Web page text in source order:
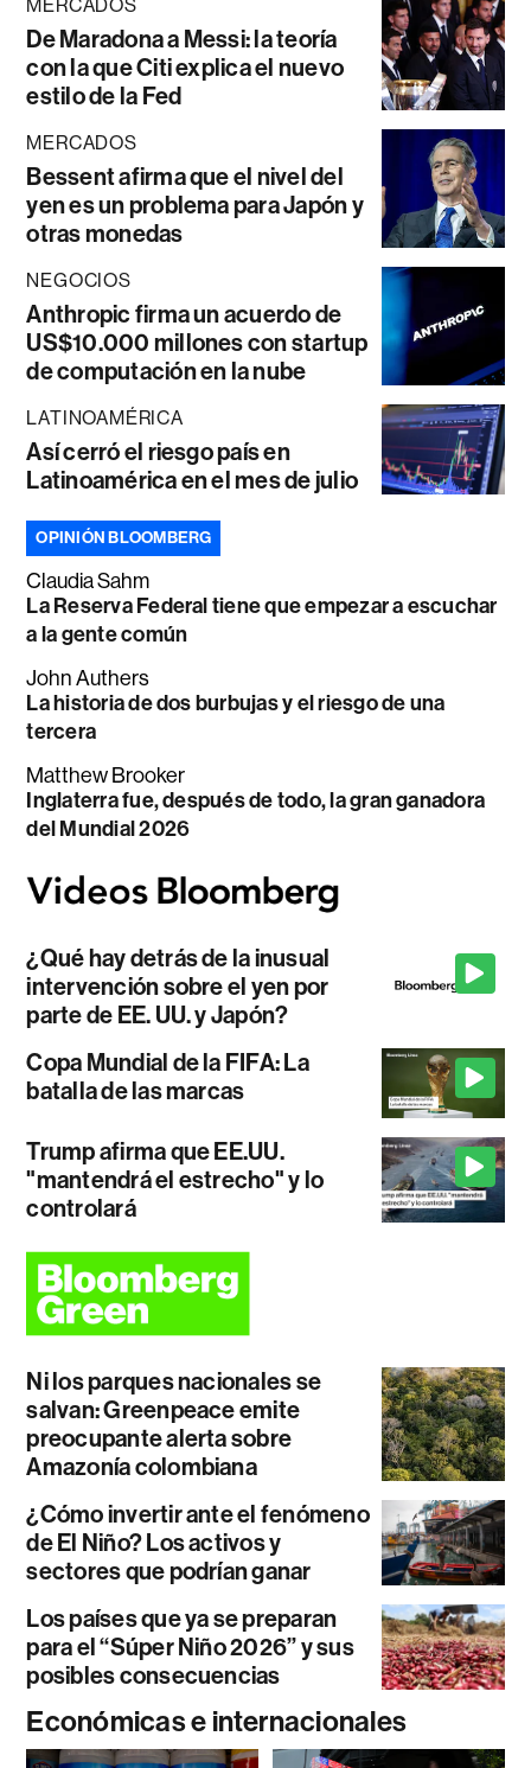
MERCADOS
De Maradona a Messi: la teoría
con la que Citi explica el nuevo
estilo de la Fed
MERCADOS
Bessent afirma que el nivel del
yen es un problema para Japón y
otras monedas
NEGOCIOS
Anthropic firma un acuerdo de
US$10.000 millones con startup
de computación en la nube
LATINOAMÉRICA
Así cerró el riesgo país en
Latinoamérica en el mes de julio
OPINIÓN BLOOMBERG
Claudia Sahm
La Reserva Federal tiene que empezar a escuchar
a la gente común
John Authers
La historia de dos burbujas y el riesgo de una
tercera
Matthew Brooker
Inglaterra fue, después de todo, la gran ganadora
del Mundial 2026
¿Qué hay detrás de la inusual
intervención sobre el yen por
parte de EE. UU. y Japón?
Copa Mundial de la FIFA: La
batalla de las marcas
Trump afirma que EE.UU.
"mantendrá el estrecho" y lo
controlará
Ni los parques nacionales se
salvan: Greenpeace emite
preocupante alerta sobre
Amazonía colombiana
¿Cómo invertir ante el fenómeno
de El Niño? Los activos y
sectores que podrían ganar
Los países que ya se preparan
para el “Súper Niño 2026” y sus
posibles consecuencias
Económicas e internacionales